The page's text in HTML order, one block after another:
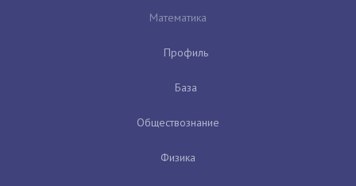
Математика
Профиль
База
Обществознание
Физика